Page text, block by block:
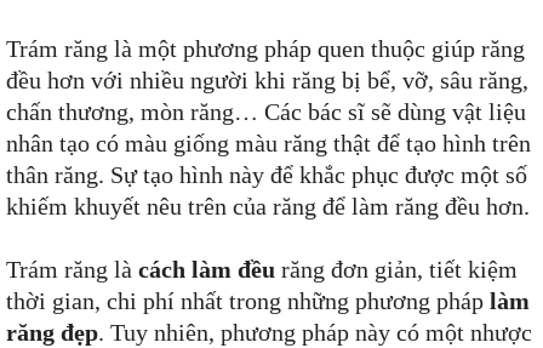
Trám răng là một phương pháp quen thuộc giúp răng
đều hơn với nhiều người khi răng bị bể, vỡ, sâu răng,
chấn thương, mòn răng… Các bác sĩ sẽ dùng vật liệu
nhân tạo có màu giống màu răng thật để tạo hình trên
thân răng. Sự tạo hình này để khắc phục được một số
khiếm khuyết nêu trên của răng để làm răng đều hơn.
Trám răng là cách làm đều răng đơn giản, tiết kiệm
thời gian, chi phí nhất trong những phương pháp làm
răng đẹp. Tuy nhiên, phương pháp này có một nhược